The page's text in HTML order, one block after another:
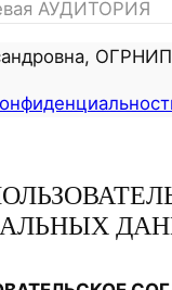
АУДИТОРИЯ